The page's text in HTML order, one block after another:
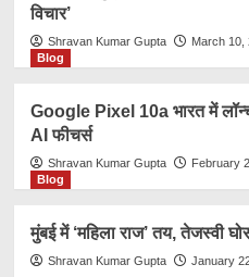
विचार’
Shravan Kumar Gupta March 10,
Blog
Google Pixel 10a भारत में
AI फीचर्स
Shravan Kumar Gupta February
Blog
मुंबई में ‘महिला राज’ तय, तेजस्वी
Shravan Kumar Gupta January